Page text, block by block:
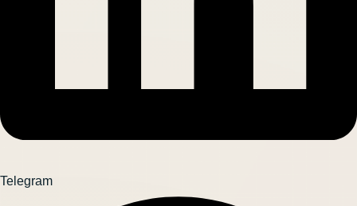
Telegram